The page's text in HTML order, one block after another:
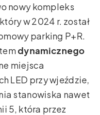
nowy kompleks
w 2024 r. został
parking P+R.
dynamicznego
miejsca
LED przy wjeździe,
stanowiska nawet
5, która przez